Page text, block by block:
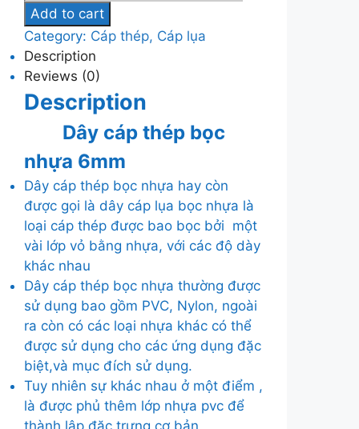
cáp
thép
bọc
nhựa
6mm
quantity
Add to cart
Category: Cáp thép, Cáp lụa
Description
Reviews (0)
Description
Dây cáp thép bọc
nhựa 6mm
Dây cáp thép bọc nhựa hay còn
được gọi là dây cáp lụa bọc nhựa là
loại cáp thép được bao bọc bởi một
vài lớp vỏ bằng nhựa, với các độ dày
khác nhau
Dây cáp thép bọc nhựa thường được
sử dụng bao gồm PVC, Nylon, ngoài
ra còn có các loại nhựa khác có thể
được sử dụng cho các ứng dụng đặc
biệt,và mục đích sử dụng.
Tuy nhiên sự khác nhau ở một điểm ,
là được phủ thêm lớp nhựa pvc để
thành lập đặc trưng cơ bản